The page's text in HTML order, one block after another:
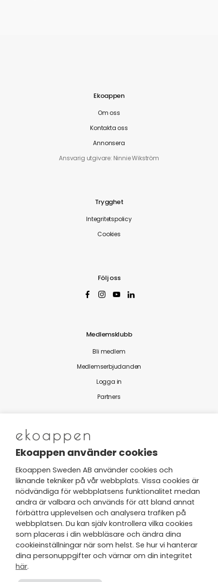
Ekoappen
Om oss
Kontakta oss
Annonsera
Ansvarig utgivare: Ninnie Wikström
Trygghet
Integritetspolicy
Cookies
Följ oss
Medlemsklubb
Bli medlem
Medlemserbjudanden
Logga in
Partners
Nytt från Ekoappen
Jag har tagit del av Ekoappens
personuppgifts- och
integritetspolicyoch tar gärna del
av nyheter, hälsotips och exklusiva
erbjudanden via min e-post.
Ekoappen använder cookies
Ekoappen Sweden AB använder cookies och
liknande tekniker på vår webbplats. Vissa cookies är
nödvändiga för webbplatsens funktionalitet medan
andra är valbara och används för att bland annat
förbättra upplevelsen och analysera trafiken på
webbplatsen. Du kan själv kontrollera vilka cookies
som placeras i din webbläsare och ändra dina
cookieinställningar när som helst. Se hur vi hanterar
dina personuppgifter och värnar om din integritet
här.